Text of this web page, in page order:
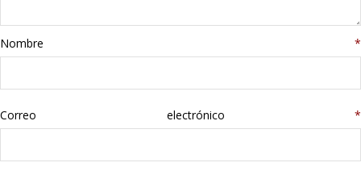
libros
Nombre *
Correo electrónico *